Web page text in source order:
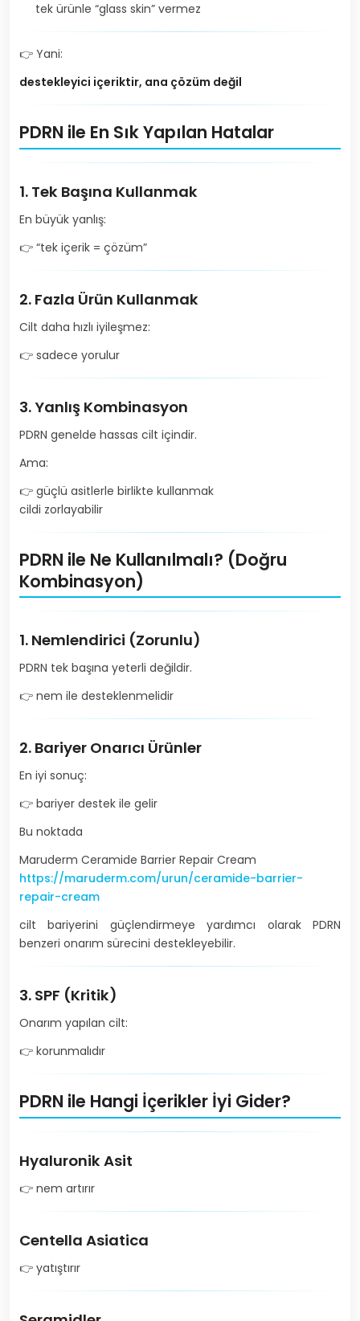
tek ürünle “glass skin” vermez
👉 Yani:
destekleyici içeriktir, ana çözüm değil
PDRN ile En Sık Yapılan Hatalar
1. Tek Başına Kullanmak
En büyük yanlış:
👉 “tek içerik = çözüm”
2. Fazla Ürün Kullanmak
Cilt daha hızlı iyileşmez:
👉 sadece yorulur
3. Yanlış Kombinasyon
PDRN genelde hassas cilt içindir.
Ama:
👉 güçlü asitlerle birlikte kullanmak
cildi zorlayabilir
PDRN ile Ne Kullanılmalı? (Doğru
Kombinasyon)
1. Nemlendirici (Zorunlu)
PDRN tek başına yeterli değildir.
👉 nem ile desteklenmelidir
2. Bariyer Onarıcı Ürünler
En iyi sonuç:
👉 bariyer destek ile gelir
Bu noktada
Maruderm Ceramide Barrier Repair Cream
https://maruderm.com/urun/ceramide-barrier-
repair-cream
cilt bariyerini güçlendirmeye yardımcı olarak PDRN
benzeri onarım sürecini destekleyebilir.
3. SPF (Kritik)
Onarım yapılan cilt:
👉 korunmalıdır
PDRN ile Hangi İçerikler İyi Gider?
Hyaluronik Asit
👉 nem artırır
Centella Asiatica
👉 yatıştırır